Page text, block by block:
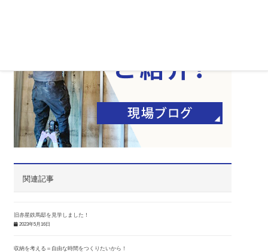
関連記事
旧赤星鉄馬邸を見学しました！
2023年5月16日
収納を考える＝自由な時間をつくりたいから！